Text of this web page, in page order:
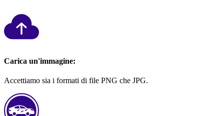
Carica un'immagine:
Accettiamo sia i formati di file PNG che JPG.